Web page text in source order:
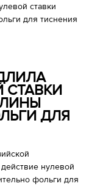
ставки
для тиснения
СТАВКИ
ДЛЯ
нулевой
фольги для